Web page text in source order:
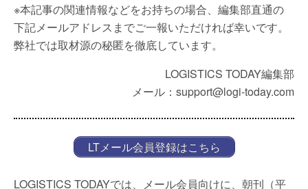
※本記事の関連情報などをお持ちの場合、編集部直通の
下記メールアドレスまでご一報いただければ幸いです。
弊社では取材源の秘匿を徹底しています。
LOGISTICS TODAY編集部
メール：support@logi-today.com
LTメール会員登録はこちら
LOGISTICS TODAYでは、メール会員向けに、朝刊（平